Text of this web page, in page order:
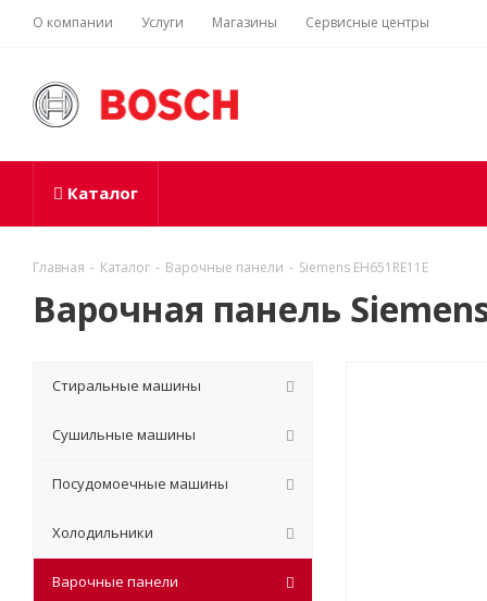
О компании Услуги Магазины Сервисные центры
Каталог
Главная - Каталог - Варочные панели - Siemens EH651RE11E
Варочная панель
Стиральные машины
Сушильные машины
Посудомоечные машины
Холодильники
Варочные панели